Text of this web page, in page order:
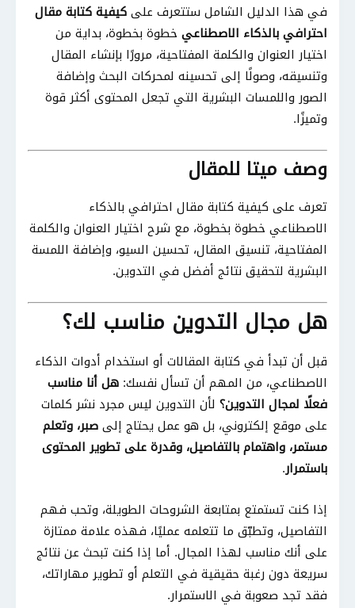
في هذا الدليل الشامل ستتعرف علىكيفية كتابة مقال
احترافي بالذكاء الاصطناعي خطوة بخطوة، بداية من
اختيار العنوان والكلمة المفتاحية، مرورًا بإنشاء المقال
وتنسيقه، وصولًا إلى تحسينه لمحركات البحث وإضافة
الصور واللمسات البشرية التي تجعل المحتوى أكثر قوة
وتميزًا.
وصف ميتا للمقال
تعرف على كيفية كتابة مقال احترافي بالذكاء
الاصطناعي خطوة بخطوة، مع شرح اختيار العنوان والكلمة
المفتاحية، تنسيق المقال، تحسين السيو، وإضافة اللمسة
البشرية لتحقيق نتائج أفضل في التدوين.
هل مجال التدوين مناسب لك؟
قبل أن تبدأ في كتابة المقالات أو استخدام أدوات الذكاء
الاصطناعي، من المهم أن تسأل نفسك: هل أنا مناسب
فعلًا لمجال التدوين؟ لأن التدوين ليس مجرد نشر كلمات
على موقع إلكتروني، بل هو عمل يحتاج إلىصبر، وتعلم
مستمر، واهتمام بالتفاصيل، وقدرة على تطوير المحتوى
باستمرار.
إذا كنت تستمتع بمتابعة الشروحات الطويلة، وتحب فهم
التفاصيل، وتطبّق ما تتعلمه عمليًا، فهذه علامة ممتازة
على أنك مناسب لهذا المجال. أما إذا كنت تبحث عن نتائج
سريعة دون رغبة حقيقية في التعلم أو تطوير مهاراتك،
فقد تجد صعوبة في الاستمرار.